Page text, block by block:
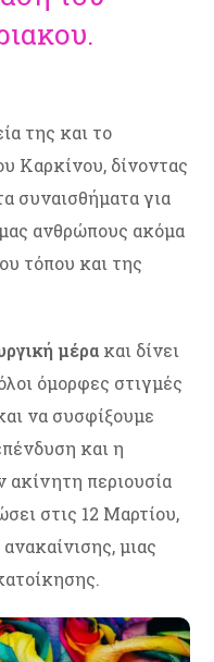
της και το
Καρκίνου, δίνοντας
συναισθήματα για
ανθρώπους ακόμα
τόπου και της
μέρα και δίνει
όμορφες στιγμές
να συσφίξουμε
και η
περιουσία
στις 12 Μαρτίου,
μιας